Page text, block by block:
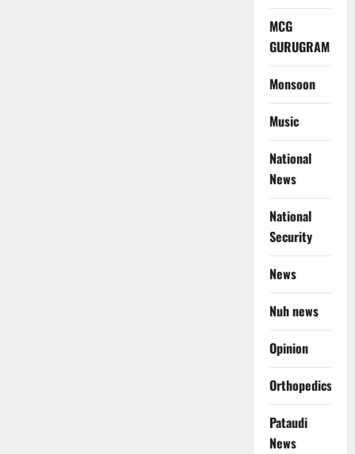
MCG
GURUGRAM
Monsoon
Music
National
News
National
Security
News
Nuh news
Opinion
Orthopedics
Pataudi
News